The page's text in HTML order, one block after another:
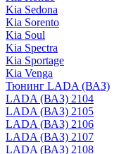
Kia Sedona
Kia Sorento
Kia Soul
Kia Spectra
Kia Sportage
Kia Venga
Тюнинг LADA (ВАЗ)
LADA (ВАЗ) 2104
LADA (ВАЗ) 2105
LADA (ВАЗ) 2106
LADA (ВАЗ) 2107
LADA (ВАЗ) 2108